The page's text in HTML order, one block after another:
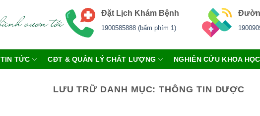
Đặt Lịch Khám Bệnh
1900585888 (bấm phím 1)
TIN TỨC CĐT & QUẢN LÝ CHẤT LƯỢNG NGHIÊN CỨU KHOA HỌC
LƯU TRỮ DANH MỤC:THÔNG TIN DƯỢC